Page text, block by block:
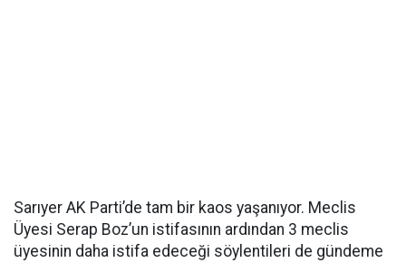
Sarıyer AK Parti’de tam bir kaos yaşanıyor. Meclis
Üyesi Serap Boz’un istifasının ardından 3 meclis
üyesinin daha istifa edeceği söylentileri de gündeme